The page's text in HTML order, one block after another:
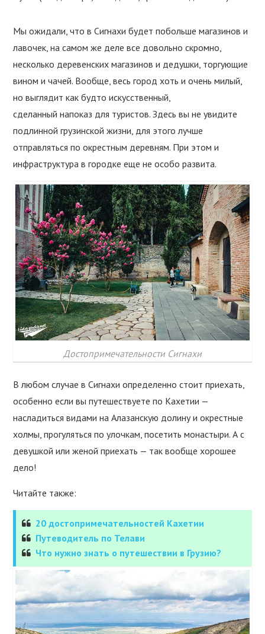
Мы ожидали, что в Сигнахи будет побольше магазинов и
лавочек, на самом же деле все довольно скромно,
несколько деревенских магазинов и дедушки, торгующие
вином и чачей. Вообще, весь город хоть и очень милый,
но выглядит как будто искусственный,
сделанный напоказ для туристов. Здесь вы не увидите
подлинной грузинской жизни, для этого лучше
отправляться по окрестным деревням. При этом и
инфраструктура в городке еще не особо развита.
Достопримечательности Сигнахи
В любом случае в Сигнахи определенно стоит приехать,
особенно если вы путешествуете по Кахетии —
насладиться видами на Алазанскую долину и окрестные
холмы, прогуляться по улочкам, посетить монастыри. А с
девушкой или женой приехать — так вообще хорошее
дело!
Читайте также:
20 достопримечательностей Кахетии
Путеводитель по Телави
Что нужно знать о путешествии в Грузию?